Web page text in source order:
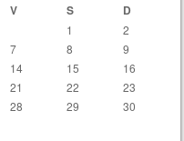
V S D
1
2
7 8
9
14 15
16
21 22
23
28 29
30